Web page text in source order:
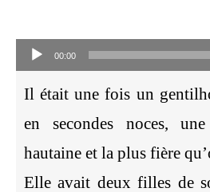
Player00:00
Il était une fois un
en secondes noces,
hautaine et la plus fière
Elle avait deux filles de